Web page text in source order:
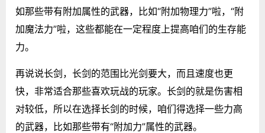
如那些带有附加属性的武器，比如“附加物理力”啦，“附
加魔法力”啦，这些都能在一定程度上提高咱们的生存能
力。
再说说长剑，长剑的范围比光剑要大，而且速度也更
快，非常适合那些喜欢玩战的玩家。长剑的就是伤害相
对较低，所以在选择长剑的时候，咱们得选择一些力高
的武器，比如那些带有“附加力”属性的武器。